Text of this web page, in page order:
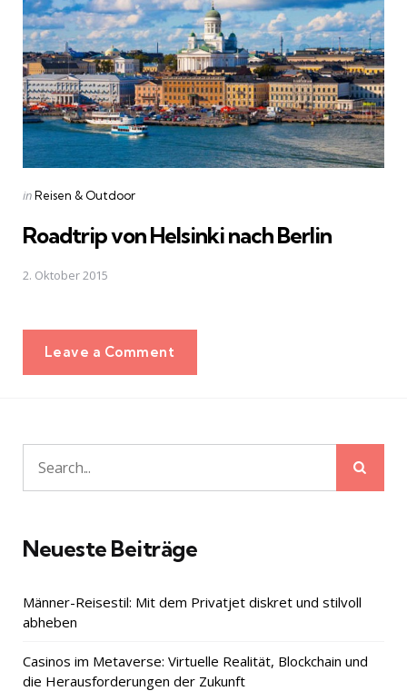
Posted
inReisen & Outdoor
Roadtrip von Helsinki nach Berlin
2. Oktober 2015
Leave a Comment
Search
for:
Neueste Beiträge
Männer-Reisestil: Mit dem Privatjet diskret und stilvoll
abheben
Casinos im Metaverse: Virtuelle Realität, Blockchain und
die Herausforderungen der Zukunft